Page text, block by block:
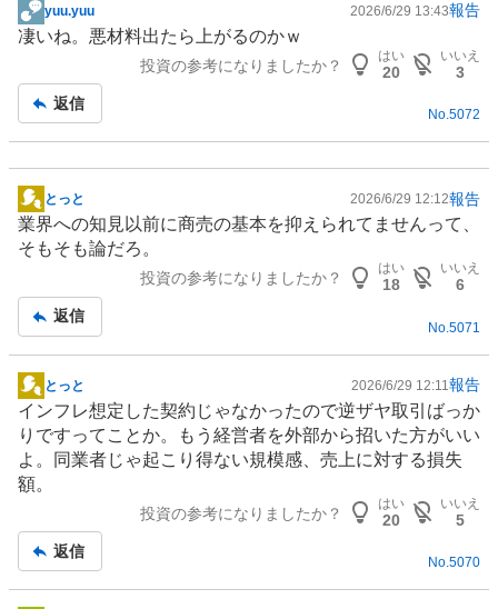
掲
示
事
yuu.yuu 2026/6/29 13:43報告
凄いね。悪材料出たら上がるのかｗ
投資の参考になりましたか？
はい
20
いいえ
3
返信
No.5072
掲
示
板
とっと 2026/6/29 12:12報告
業界への知見以前に商売の基本を抑えられてませんって、
そもそも論だろ。
投資の参考になりましたか？
はい
18
いいえ
6
返信
No. 5071
掲
示
板
記
事
とっと 2026/6/29 12:11 報告
インフレ想定した契約じゃなかったので逆ザヤ取引ばっか
りですってことか。もう経営者を外部から招いた方がいい
よ。同業者じゃ起こり得ない規模感、売上に対する損失
額。
投資の参考になりましたか？
はい
20
いいえ
5
返信
No.5070